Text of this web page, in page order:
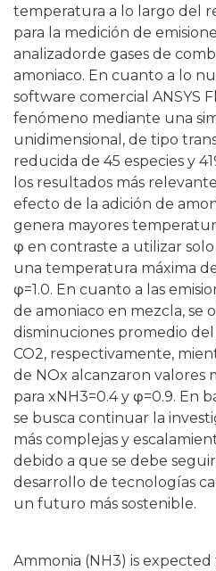
temperatura a lo largo del
para la medición de
analizadorde gases de
amoniaco. En cuanto a lo
software comercial ANSYS
fenómeno mediante una
unidimensional, de tipo
reducida de 45 especies y
los resultados más
efecto de la adición de
genera mayores
φ en contraste a utilizar
una temperatura máxima de
φ=1.0. En cuanto a las
de amoniaco en mezcla, se
disminuciones promedio del
CO2, respectivamente,
de NOx alcanzaron valores
para xNH3=0.4 y φ=0.9. En
se busca continuar la
más complejas y
debido a que se debe
desarrollo de tecnologías
un futuro más sostenible.
Ammonia (NH3) is